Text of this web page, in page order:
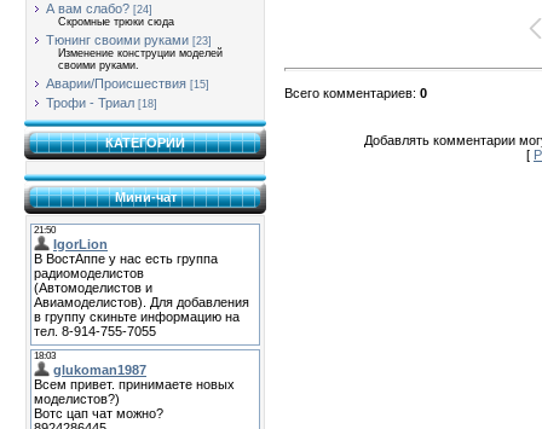
А вам слабо? [24]
Скромные трюки сюда
Тюнинг своими руками [23]
Изменение конструции моделей
своими руками.
Аварии/Происшествия [15]
Трофи - Триал [18]
КАТЕГОРИИ
Мини-чат
Всего комментариев: 0
Добавлять комментарии
[